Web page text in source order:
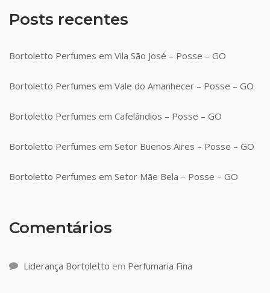
Posts recentes
Bortoletto Perfumes em Vila São José – Posse – GO
Bortoletto Perfumes em Vale do Amanhecer – Posse – GO
Bortoletto Perfumes em Cafelândios – Posse – GO
Bortoletto Perfumes em Setor Buenos Aires – Posse – GO
Bortoletto Perfumes em Setor Mãe Bela – Posse – GO
Comentários
Liderança Bortoletto em Perfumaria Fina